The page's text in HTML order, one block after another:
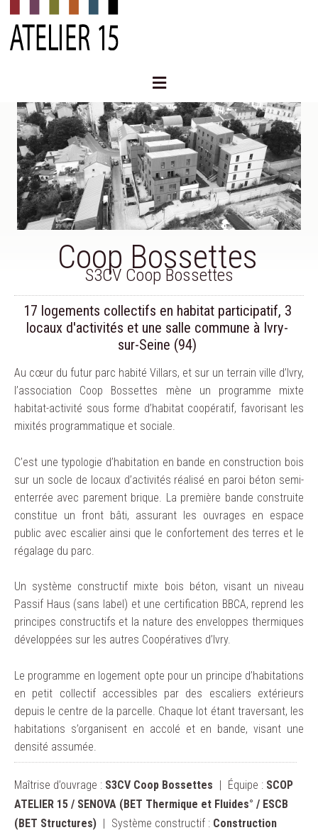
contenu
Menu
Coop Bossettes
S3CV Coop Bossettes
17 logements collectifs en habitat participatif, 3
locaux d'activités et une salle commune à Ivry-
sur-Seine (94)
Au cœur du futur parc habité Villars, et sur un terrain ville d’Ivry,
l’association Coop Bossettes mène un programme mixte
habitat-activité sous forme d’habitat coopératif, favorisant les
mixités programmatique et sociale.
C’est une typologie d’habitation en bande en construction bois
sur un socle de locaux d’activités réalisé en paroi béton semi-
enterrée avec parement brique. La première bande construite
constitue un front bâti, assurant les ouvrages en espace
public avec escalier ainsi que le confortement des terres et le
régalage du parc.
Un système constructif mixte bois béton, visant un niveau
Passif Haus (sans label) et une certification BBCA, reprend les
principes constructifs et la nature des enveloppes thermiques
développées sur les autres Coopératives d’Ivry.
Le programme en logement opte pour un principe d’habitations
en petit collectif accessibles par des escaliers extérieurs
depuis le centre de la parcelle. Chaque lot étant traversant, les
habitations s’organisent en accolé et en bande, visant une
densité assumée.
Maîtrise d’ouvrage : S3CV Coop Bossettes Équipe : SCOP
ATELIER 15 / SENOVA (BET Thermique et Fluides° / ESCB
(BET Structures)
Système constructif : Construction